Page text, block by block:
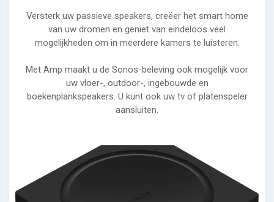
Versterk uw passieve speakers, creëer het smart home
van uw dromen en geniet van eindeloos veel
mogelijkheden om in meerdere kamers te luisteren.
Met Amp maakt u de Sonos-beleving ook mogelijk voor
uw vloer-, outdoor-, ingebouwde en
boekenplankspeakers. U kunt ook uw tv of platenspeler
aansluiten.